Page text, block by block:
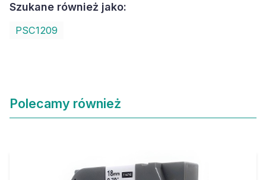
Szukane również jako:
PSC1209
Polecamy również